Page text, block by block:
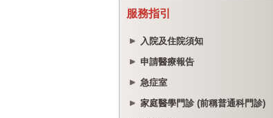
服務指引
入院及住院須知
申請醫療報告
急症室
家庭醫學門診 (前稱普通科門診)